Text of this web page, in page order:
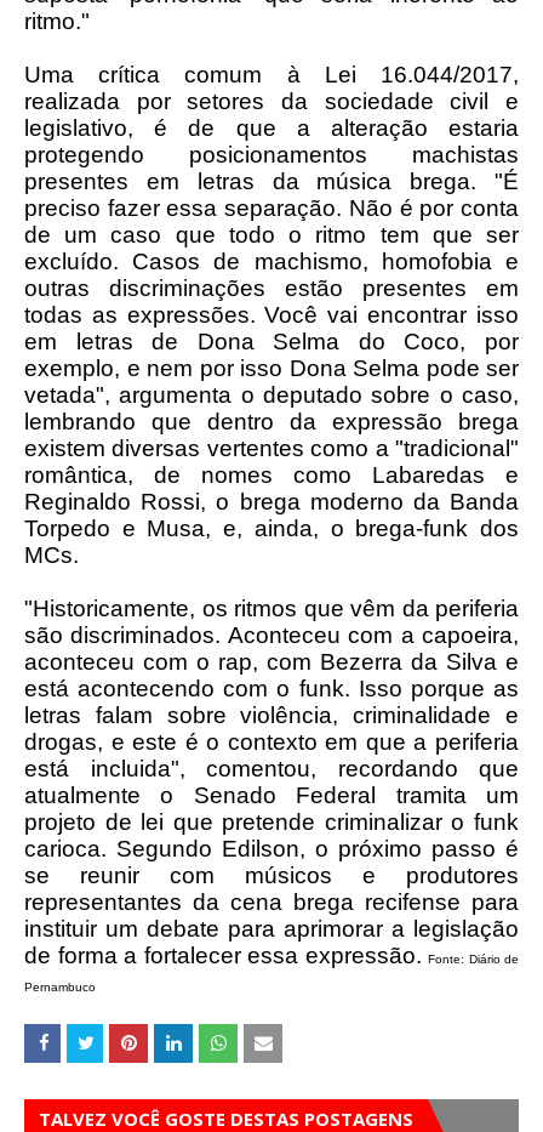
ritmo."
Uma crítica comum à Lei 16.044/2017,
realizada por setores da sociedade civil e
legislativo, é de que a alteração estaria
protegendo posicionamentos machistas
presentes em letras da música brega. "É
preciso fazer essa separação. Não é por conta
de um caso que todo o ritmo tem que ser
excluído. Casos de machismo, homofobia e
outras discriminações estão presentes em
todas as expressões. Você vai encontrar isso
em letras de Dona Selma do Coco, por
exemplo, e nem por isso Dona Selma pode ser
vetada", argumenta o deputado sobre o caso,
lembrando que dentro da expressão brega
existem diversas vertentes como a "tradicional"
romântica, de nomes como Labaredas e
Reginaldo Rossi, o brega moderno da Banda
Torpedo e Musa, e, ainda, o brega-funk dos
MCs.
"Historicamente, os ritmos que vêm da periferia
são discriminados. Aconteceu com a capoeira,
aconteceu com o rap, com Bezerra da Silva e
está acontecendo com o funk. Isso porque as
letras falam sobre violência, criminalidade e
drogas, e este é o contexto em que a periferia
está incluida", comentou, recordando que
atualmente o Senado Federal tramita um
projeto de lei que pretende criminalizar o funk
carioca. Segundo Edilson, o próximo passo é
se reunir com músicos e produtores
representantes da cena brega recifense para
instituir um debate para aprimorar a legislação
de forma a fortalecer essa expressão. Fonte: Diário de
Pernambuco
TALVEZ VOCÊ GOSTE DESTAS POSTAGENS